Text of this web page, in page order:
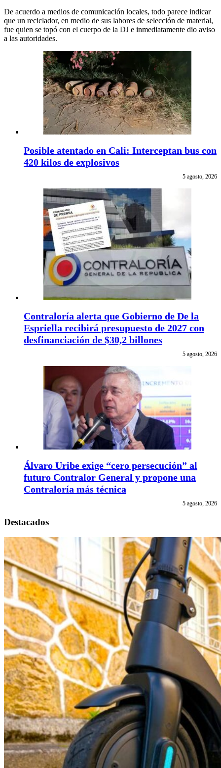
De acuerdo a medios de comunicación locales, todo parece indicar
que un reciclador, en medio de sus labores de selección de material,
fue quien se topó con el cuerpo de la DJ e inmediatamente dio aviso
a las autoridades.
Posible atentado en Cali: Interceptan bus con
420 kilos de explosivos
5 agosto, 2026
Contraloría alerta que Gobierno de De la
Espriella recibirá presupuesto de 2027 con
desfinanciación de $30,2 billones
5 agosto, 2026
Álvaro Uribe exige “cero persecución” al
futuro Contralor General y propone una
Contraloría más técnica
5 agosto, 2026
Destacados